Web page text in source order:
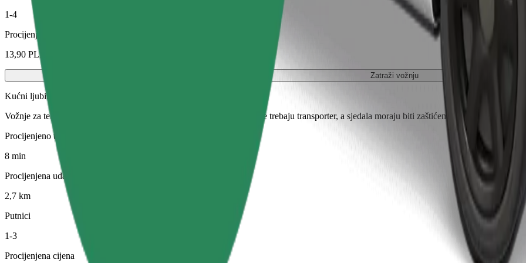
1-4
Procijenjena cijena
13,90 PLN
Zatraži vožnju
Kućni ljubimci
Vožnje za tebe i tvog ljubimca. Psi moraju nositi brnjicu, male životinje trebaju transporter, a sjedala moraju biti zaštićena dekom ili
Procijenjeno trajanje putovanja
8 min
Procijenjena udaljenost
2,7 km
Putnici
1-3
Procijenjena cijena